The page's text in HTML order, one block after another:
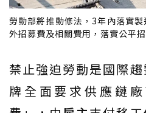
勞動部將推動修法，3年內落實
外招募費及相關費用，落實公平
禁止強迫勞動是國際
牌全面要求供應鏈